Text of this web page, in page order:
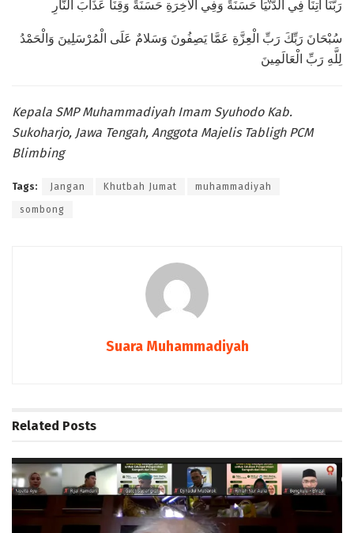
رَبَّنَا آتِنَا فِي الدُّنْيَا حَسَنَةً وَفِي الْآخِرَةِ حَسَنَةً وَقِنَا عَذَابَ النَّارِ
سُبْحَانَ رَبِّكَ رَبِّ الْعِزَّةِ عَمَّا يَصِفُونَ وَسَلامٌ عَلَى الْمُرْسَلِينَ وَالْحَمْدُ
لِلَّهِ رَبِّ الْعَالَمِينَ
Kepala SMP Muhammadiyah Imam Syuhodo Kab.
Sukoharjo, Jawa Tengah, Anggota Majelis Tabligh PCM
Blimbing
Tags: Jangan Khutbah Jumat muhammadiyah
sombong
Suara Muhammadiyah
Related Posts